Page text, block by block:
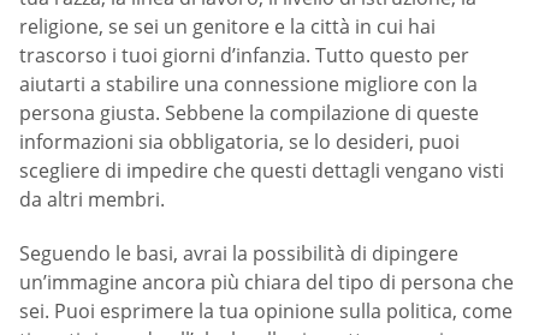
religione, se sei un genitore e la città in cui hai
trascorso i tuoi giorni d’infanzia. Tutto questo per
aiutarti a stabilire una connessione migliore con la
persona giusta. Sebbene la compilazione di queste
informazioni sia obbligatoria, se lo desideri, puoi
scegliere di impedire che questi dettagli vengano visti
da altri membri.
Seguendo le basi, avrai la possibilità di dipingere
un’immagine ancora più chiara del tipo di persona che
sei. Puoi esprimere la tua opinione sulla politica, come